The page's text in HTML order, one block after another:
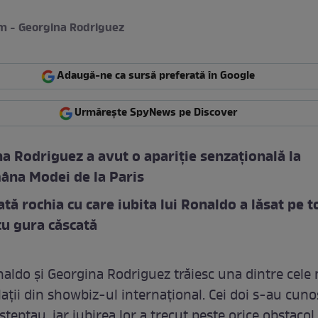
- Georgina Rodriguez
Adaugă-ne ca sursă preferată în Google
Urmărește SpyNews pe Discover
Rodriguez a avut o apariție senzațională la
Modei de la Paris
rochia cu care iubita lui Ronaldo a lăsat pe
gura căscată
și Georgina Rodriguez trăiesc una dintre cele
din showbiz-ul internațional. Cei doi s-au